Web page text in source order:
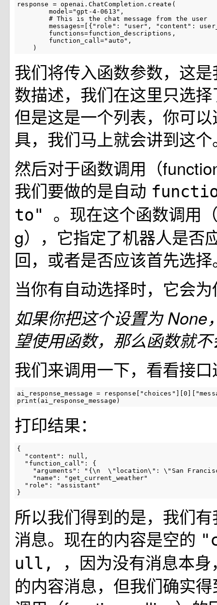
response = openai . ChatCompletion . create (
model="gpt-4-0613" ,
# This is the chat message from the user
messages= [{ "role" : "user" , "content" :
functions=function_descriptions ,
function_call="auto" ,
)
我们将传入函数参数，这
数描述，我们在这里只选
但是这是一个列表，你可
具，我们马上就会讲到这个
然后对于函数调用（
我们要做的是自动
to" 。现在这个函数调用
g），它指定了机器人是否
回，或者是否应该首先选择
当你有自动选择时，它会
如果你把这个设置为 None
望使用函数，那么函数就
我们来调用一下，看看接
ai_response_message = response "choices" ][0
print ( ai_response_message )
打印结果：
{
  "content": null,
  "function_call": {
"arguments": "{\n  \"location\": \"San
    "name": "get_current_weather"
  "role": "assistant"
}
所以我们得到的是，我们
消息。现在的内容是空的
ull,
，因为没有消息本
的内容消息，但我们确实